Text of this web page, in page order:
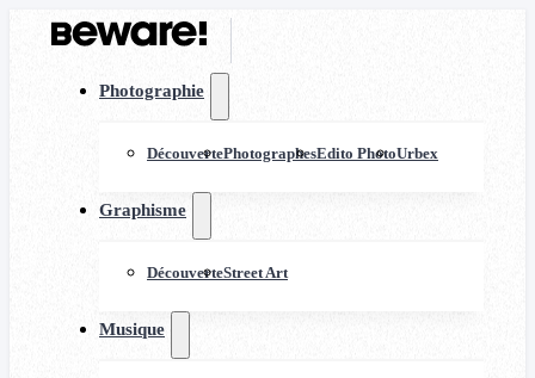
Photographie
DécouvertePhotographesEdito PhotoUrbex
Graphisme
DécouverteStreet Art
Musique